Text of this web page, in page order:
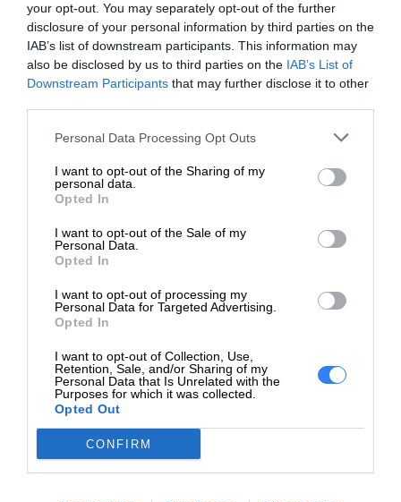
your opt-out. You may separately opt-out of the further
disclosure of your personal information by third parties on the
IAB’s list of downstream participants. This information may
also be disclosed by us to third parties on the IAB’s List of
Downstream Participants that may further disclose it to other
Personal Data Processing Opt Outs
I want to opt-out of the Sharing of my
personal data.
Opted In
I want to opt-out of the Sale of my
Personal Data.
Opted In
I want to opt-out of processing my
Personal Data for Targeted Advertising.
Opted In
I want to opt-out of Collection, Use,
Retention, Sale, and/or Sharing of my
Personal Data that Is Unrelated with the
Purposes for which it was collected.
Opted Out
CONFIRM
Kod producenta 470-ABNC
Dane
producenta
Dell Technologies
1 Dell Way
Round Rock, TX 78664
https://dell.com
Podmiot
DELL sp. z o.o
https://dell.com
techniczna
pl/category/product-support/self-
knowledgebase
ZAPYTAJ O PRODUKT
Zapytanie o "Adapter Dell USB-C to VGA"